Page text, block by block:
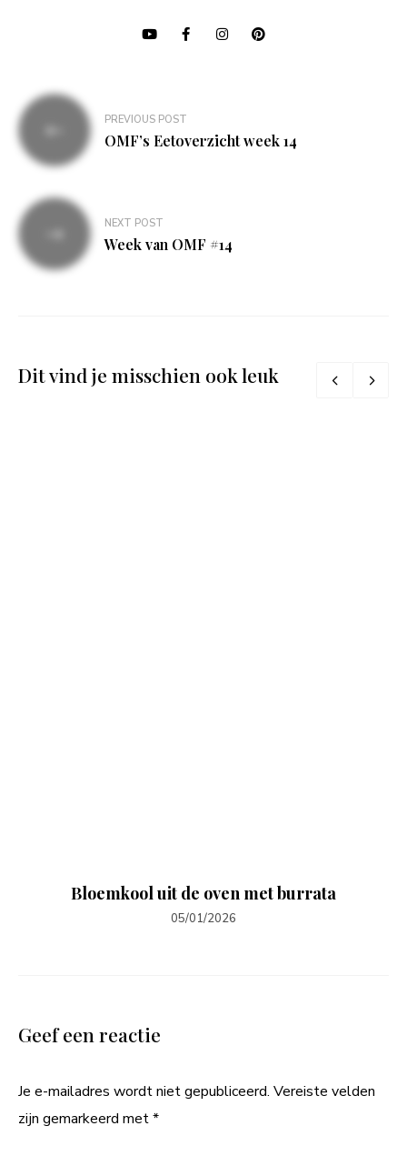
Bericht
navigatie
PREVIOUS POST
OMF’s Eetoverzicht week 14
NEXT POST
Week van OMF #14
Dit vind je misschien ook leuk
Bloemkool uit de oven met burrata
05/01/2026
Geef een reactie
Je e-mailadres wordt niet gepubliceerd. Vereiste velden
zijn gemarkeerd met*